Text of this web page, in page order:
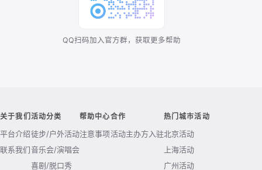
QQ扫码加入官方群，获取更多帮助
关于我们
平台介绍
联系我们
活动分类
徒步/户外活动
音乐会/演唱会
喜剧/脱口秀
帮助中心
注意事项
合作
活动主办方入驻
热门城市活动
北京活动
上海活动
广州活动